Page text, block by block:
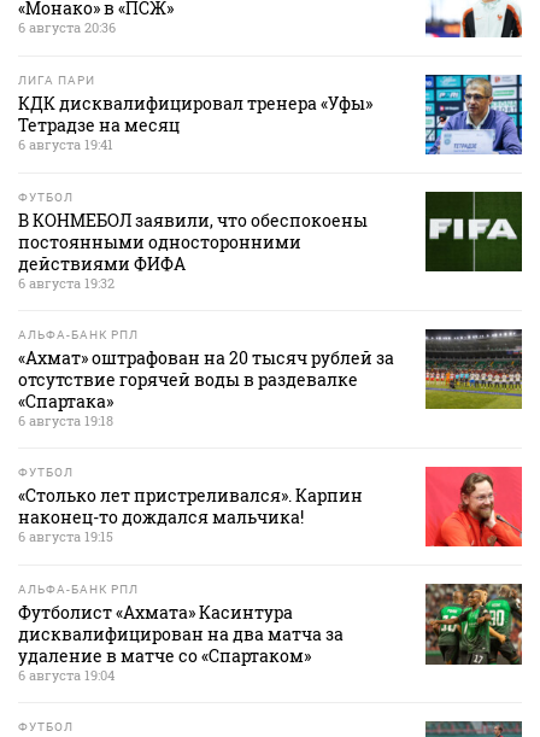
«Монако» в «ПСЖ»
6 августа 20:36
ЛИГА ПАРИ
КДК дисквалифицировал тренера «Уфы»
Тетрадзе на месяц
6 августа 19:41
ФУТБОЛ
В КОНМЕБОЛ заявили, что обеспокоены
постоянными односторонними
действиями ФИФА
6 августа 19:32
АЛЬФА-БАНК РПЛ
«Ахмат» оштрафован на 20 тысяч рублей за
отсутствие горячей воды в раздевалке
«Спартака»
6 августа 19:18
ФУТБОЛ
«Столько лет пристреливался». Карпин
наконец-то дождался мальчика!
6 августа 19:15
АЛЬФА-БАНК РПЛ
Футболист «Ахмата» Касинтура
дисквалифицирован на два матча за
удаление в матче со «Спартаком»
6 августа 19:04
ФУТБОЛ